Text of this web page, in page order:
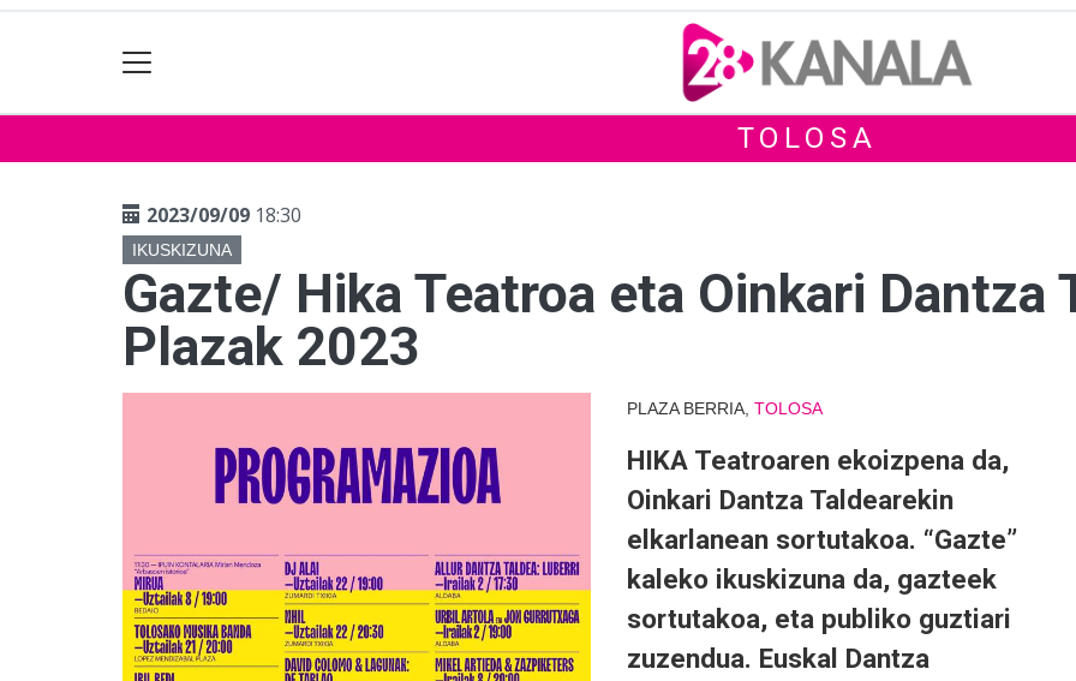
TOLOSA
2023/09/09 18:30
IKUSKIZUNA
Gazte/ Hika Teatroa eta Oinkari Dantza
Plazak 2023
PLAZA BERRIA, TOLOSA
HIKA Teatroaren ekoizpena da,
Oinkari Dantza Taldearekin
elkarlanean sortutakoa. “Gazte”
kaleko ikuskizuna da, gazteek
sortutakoa, eta publiko guztiari
zuzendua. Euskal Dantza